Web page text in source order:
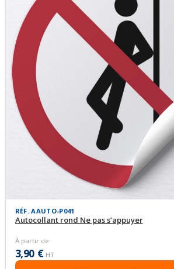
RÉF. AAUTO-P041
Autocollant rond Ne pas s’appuyer
À partir de
3,90 € HT